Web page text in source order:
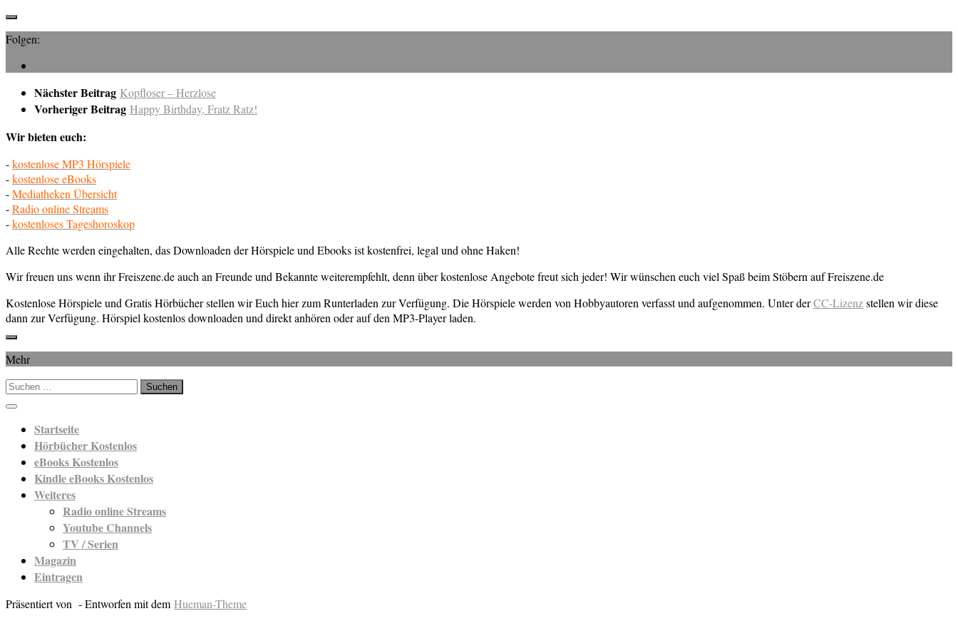
Folgen:
Nächster Beitrag Kopfloser – Herzlose
Vorheriger Beitrag Happy Birthday, Fratz Ratz!
Wir bieten euch:
-kostenlose MP3 Hörspiele
-kostenlose eBooks
-Mediatheken Übersicht
-Radio online Streams
-kostenloses Tageshoroskop
Alle Rechte werden eingehalten, das Downloaden der Hörspiele und Ebooks ist kostenfrei, legal und ohne Haken!
Wir freuen uns wenn ihr Freiszene.de auch an Freunde und Bekannte weiterempfehlt, denn über kostenlose Angebote freut sich jeder! Wir wünschen euch viel Spaß beim Stöbern auf Freiszene.de
Kostenlose Hörspiele und Gratis Hörbücher stellen wir Euch hier zum Runterladen zur Verfügung. Die Hörspiele werden von Hobbyautoren verfasst und aufgenommen. Unter derCC-Lizenzstellen wir diese
dann zur Verfügung. Hörspiel kostenlos downloaden und direkt anhören oder auf den MP3-Player laden.
Mehr
Suchen
nach:
Startseite
Hörbücher Kostenlos
eBooks Kostenlos
Kindle eBooks Kostenlos
Weiteres
Radio online Streams
Youtube Channels
TV / Serien
Magazin
Eintragen
Präsentiert von - Entworfen mit dem Hueman-Theme